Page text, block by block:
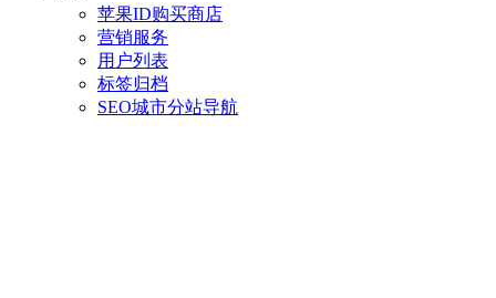
苹果ID购买商店
营销服务
用户列表
标签归档
SEO城市分站导航